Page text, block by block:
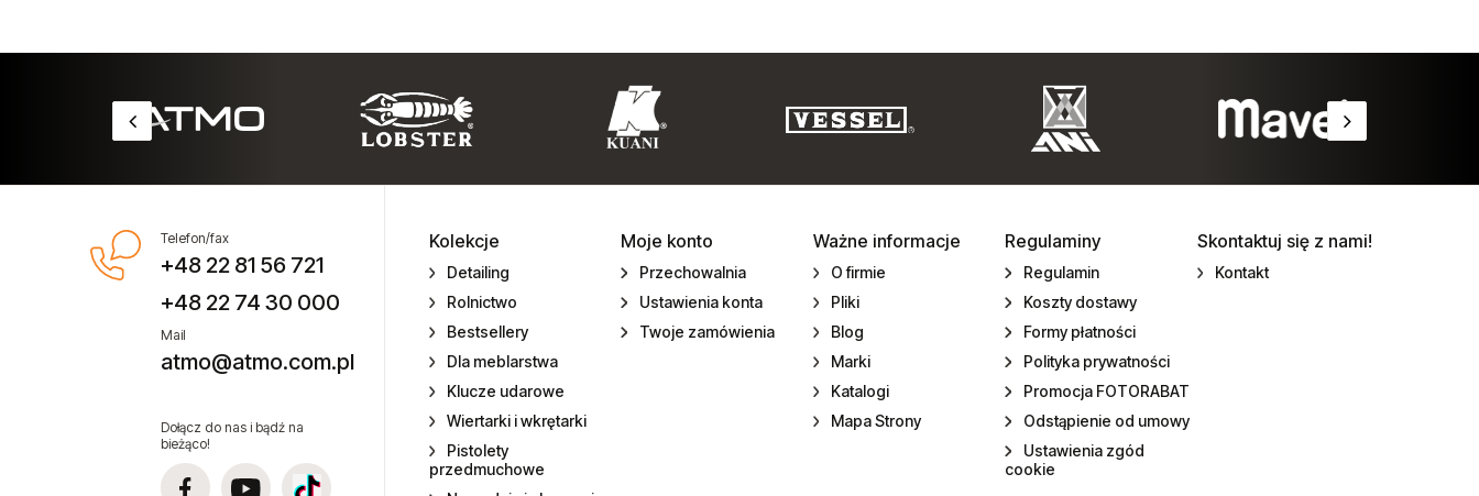
Silniki pneumatyczne GAST
Ostrza do szczypiec
Smarownice i olejarki
Szlifierki liniowe
Szlifierki oscylacyjne
Telefon/fax
+48 22 81 56 721
+48 22 74 30 000
Mail
atmo@atmo.com.pl
Dołącz do nas i bądź na
bieżąco!
Kolekcje
Detailing
Rolnictwo
Bestsellery
Dla meblarstwa
Klucze udarowe
Wiertarki i wkrętarki
Pistolety
przedmuchowe
Moje konto
Przechowalnia
Ustawienia konta
Twoje zamówienia
Ważne informacje
O firmie
Pliki
Blog
Marki
Katalogi
Mapa Strony
Regulaminy
Regulamin
Koszty dostawy
Formy płatności
Polityka prywatności
Promocja FOTORABAT
Odstąpienie od umowy
Ustawienia zgód
cookie
Skontaktuj się z nami!
Kontakt